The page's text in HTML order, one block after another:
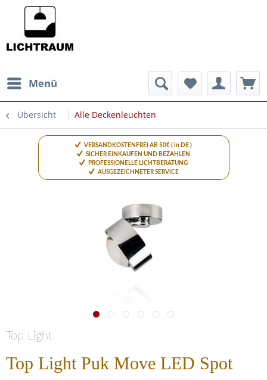
Menü
Übersicht Alle Deckenleuchten
VERSANDKOSTENFREI AB 50€ ( in DE )
SICHER EINKAUFEN UND BEZAHLEN
PROFESSIONELLE LICHTBERATUNG
AUSGEZEICHNETER SERVICE
Top Light
Top Light Puk Move LED Spot